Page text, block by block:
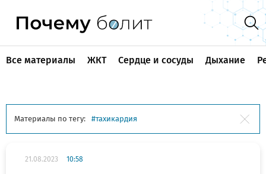
Все материалы ЖКТ Сердце и сосуды Дыхание
Материалы по тегу: тахикардия
21.08.2023 10:58